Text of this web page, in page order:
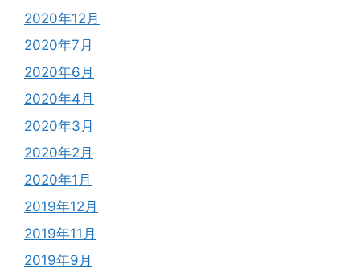
2020年12月
2020年7月
2020年6月
2020年4月
2020年3月
2020年2月
2020年1月
2019年12月
2019年11月
2019年9月